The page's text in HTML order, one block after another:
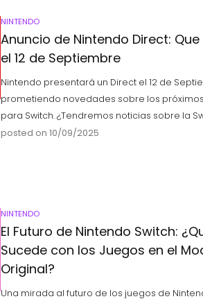
NINTENDO
Anuncio de Nintendo Direct:
el 12 de Septiembre
Nintendo presentará un Direct el 12 de
prometiendo novedades sobre los
para Switch. ¿Tendremos noticias sobre la
posted on 10/09/2025
NINTENDO
El Futuro de Nintendo Switch:
Sucede con los Juegos en el
Original?
Una mirada al futuro de los juegos de